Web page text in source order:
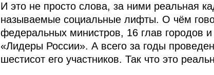
И это не просто слова, за ними реальная
называемые социальные лифты. О чём
федеральных министров, 16 глав городов
«Лидеры России». А всего за годы
шестисот его участников. Так что это